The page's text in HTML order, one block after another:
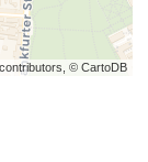
© CartoDB